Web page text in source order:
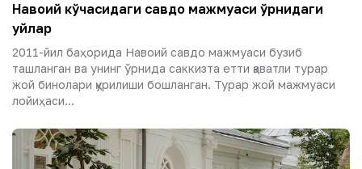
Навоий кўчасидаги савдо мажмуаси ўрнидаги
уйлар
2011-йил баҳорида Навоий савдо мажмуаси бузиб
ташланган ва унинг ўрнида саккизта етти қаватли турар
жой бинолари қурилиши бошланган. Турар жой мажмуаси
лойиҳаси...